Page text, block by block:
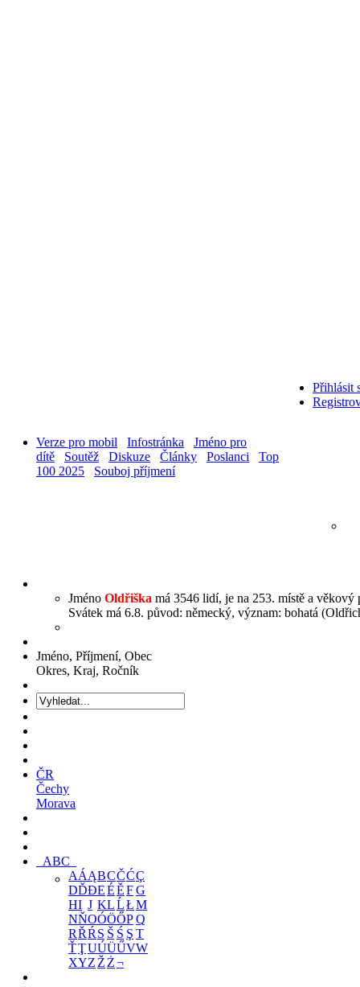
Verze pro mobil Infostránka
Jméno pro
dítě
Soutěž Diskuze Články Poslanci
Top
100 2025
Souboj příjmení
Přihlásit
Jméno Oldřiška má 3546 lidí, je na 253. místě a
Svátek má 6.8. původ: německý, význam: bohatá
Jméno, Příjmení, Obec
Okres, Kraj, Ročník
ČR
Čechy
Morava
ABC
AÁĄBCČĆÇ
DĎĐEÉĚFG
HI J KLĹŁM
NŇOÓÖŐPQ
RŘŔ S Š Ś Ş T
ŤŢUÚÜŰVW
XYZ Ž Ż¬